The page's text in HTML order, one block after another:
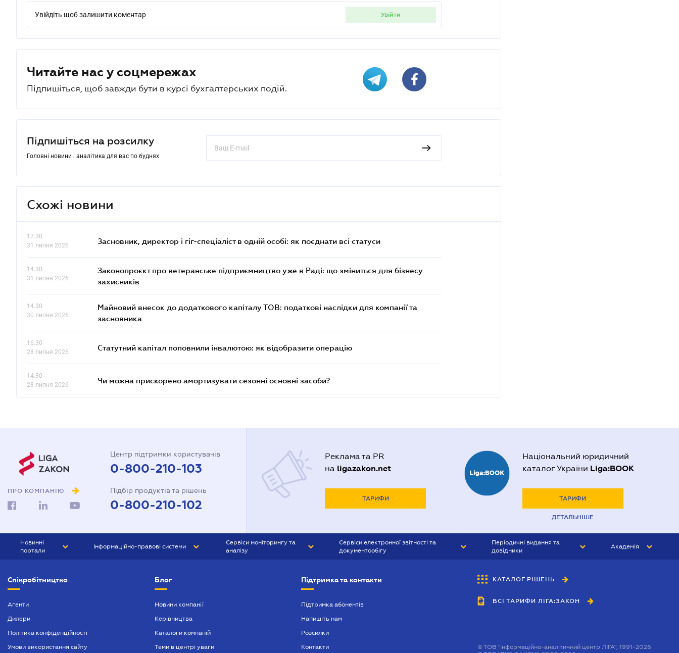
Увійдіть щоб залишити коментар увійти
Читайте нас у соцмережах
Підпишіться, щоб завжди бути в курсі бухгалтерських подій.
Підпишіться на розсилку
Головні новини і аналітика для вас по буднях
Схожі новини
17.30
31 липня 2026
Засновник, директор і гіг-спеціаліст в одній особі: як поєднати всі статуси
14.30
31 липня 2026
Законопроєкт про ветеранське підприємництво уже в Раді: що зміниться для бізнесу
захисників
14.30
30 липня 2026
Майновий внесок до додаткового капіталу ТОВ: податкові наслідки для компанії та
засновника
16.30
28 липня 2026
Статутний капітал поповнили інвалютою: як відобразити операцію
14.30
28 липня 2026
Чи можна прискорено амортизувати сезонні основні засоби?
ПРО КОМПАНІЮ
Центр підтримки користувачів
0-800-210-103
Підбір продуктів та рішень
0-800-210-102
Реклама та PR
на ligazakon.net
ТАРИФИ
Національний юридичний
каталог України Liga:BOOK
ТАРИФИ
ДЕТАЛЬНІШЕ
Новинні
портали
БІЗНЕС
Інформаційно-правові системи
БУХГАЛТЕР ПРОФ
Сервіси моніторингу та
аналізу
Сервіси електронної звітності та
документообігу
Періодичні видання та
довідники
БУХГАЛТЕР&ЗАКОН
ВІСНИК МСФЗ
Академія
Співробітництво
Агенти
Дилери
Політика конфіденційності
Умови використання сайту
Блог
Новини компанії
Керівництва
Каталоги компаній
Теми в центрі уваги
Підтримка та контакти
Підтримка абонентів
Напишіть нам
Розсилки
Контакти
КАТАЛОГ РІШЕНЬ
ВСІ ТАРИФИ ЛІГА:ЗАКОН
©ТОВ "інформаційно-аналітичний центр ЛІГА", 1991-2026.